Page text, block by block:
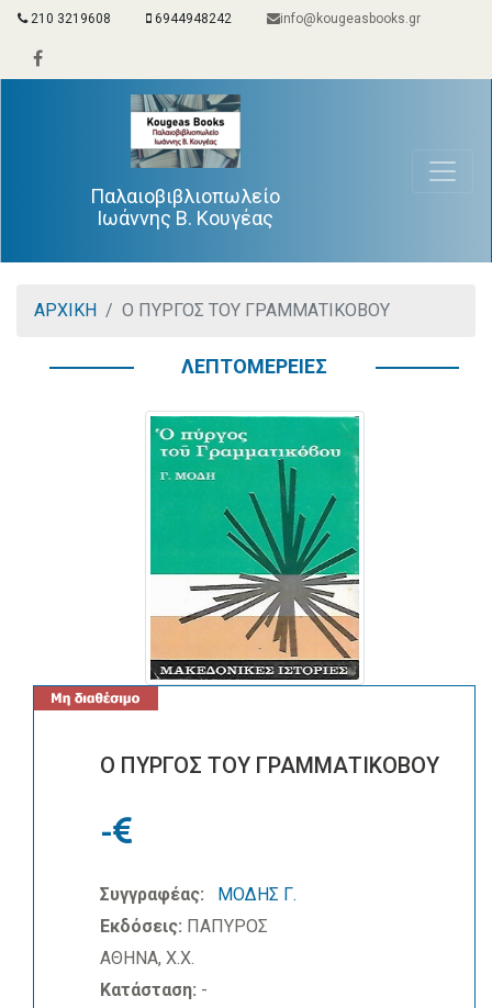
210 3219608 6944948242 info@kougeasbooks.gr
Παλαιοβιβλιοπωλείο
Ιωάννης Β. Κουγέας
ΑΡΧΙΚΗ Ο ΠΥΡΓΟΣ ΤΟΥ ΓΡΑΜΜΑΤΙΚΟΒΟΥ
ΛΕΠΤΟΜΕΡΕΙΕΣ
Ο ΠΥΡΓΟΣ ΤΟΥ ΓΡΑΜΜΑΤΙΚΟΒΟΥ
-
Συγγραφέας:
ΜΟΔΗΣ Γ.
Εκδόσεις: ΠΑΠΥΡΟΣ
ΑΘΗΝΑ, Χ.Χ.
Κατάσταση: -